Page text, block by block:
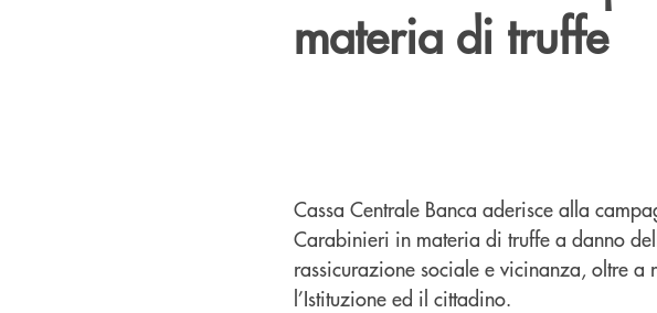
materia di truffe
Cassa Centrale Banca aderisce alla
Carabinieri in materia di truffe a danno
rassicurazione sociale e vicinanza, oltre
l’Istituzione ed il cittadino.